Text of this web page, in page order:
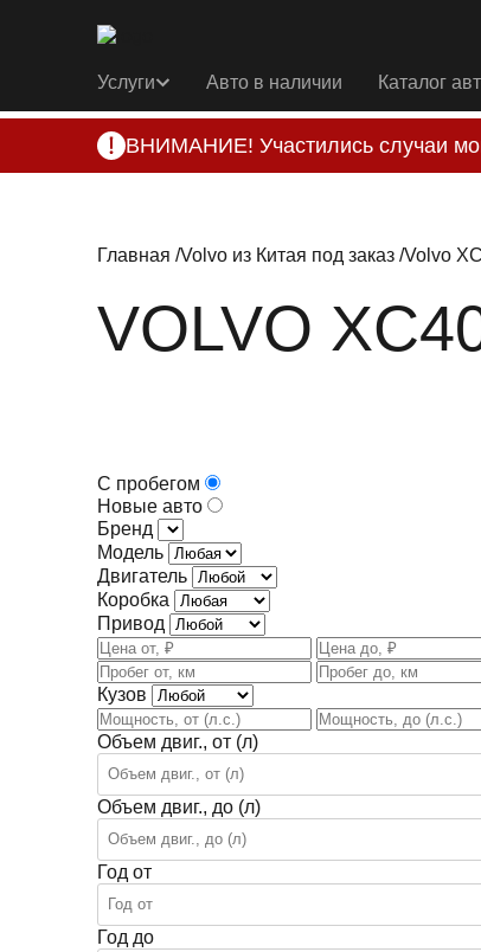
Услуги Авто в наличии Каталог
ВНИМАНИЕ! Участились случаи
Главная Volvo из Китая под заказ Volvo
VOLVO
С пробегом
Новые авто
Бренд
Модель
Двигатель
Коробка
Привод
Кузов
Объем двиг., от (л)
Объем двиг., до (л)
Год от
Год до